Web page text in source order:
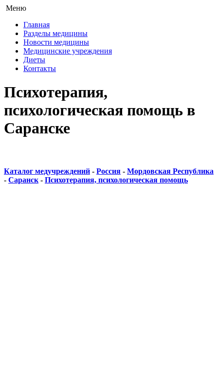
Меню
Главная
Разделы медицины
Новости медицины
Медицинские учреждения
Диеты
Контакты
Психотерапия,
психологическая помощь в
Саранске
Каталог медучреждений - Россия - Мордовская Республика
- Саранск - Психотерапия, психологическая помощь